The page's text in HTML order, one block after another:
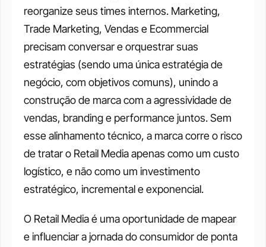
reorganize seus times internos. Marketing,
Trade Marketing, Vendas e Ecommercial
precisam conversar e orquestrar suas
estratégias (sendo uma única estratégia de
negócio, com objetivos comuns), unindo a
construção de marca com a agressividade de
vendas, branding e performance juntos. Sem
esse alinhamento técnico, a marca corre o risco
de tratar o Retail Media apenas como um custo
logístico, e não como um investimento
estratégico, incremental e exponencial.
O Retail Media é uma oportunidade de mapear
e influenciar a jornada do consumidor de ponta